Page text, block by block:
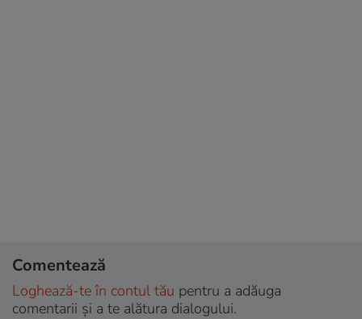
Comentează
Loghează-te în contul tău pentru a adăuga
comentarii și a te alătura dialogului.